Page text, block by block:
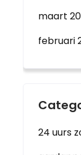
maart
februari
24 uurs